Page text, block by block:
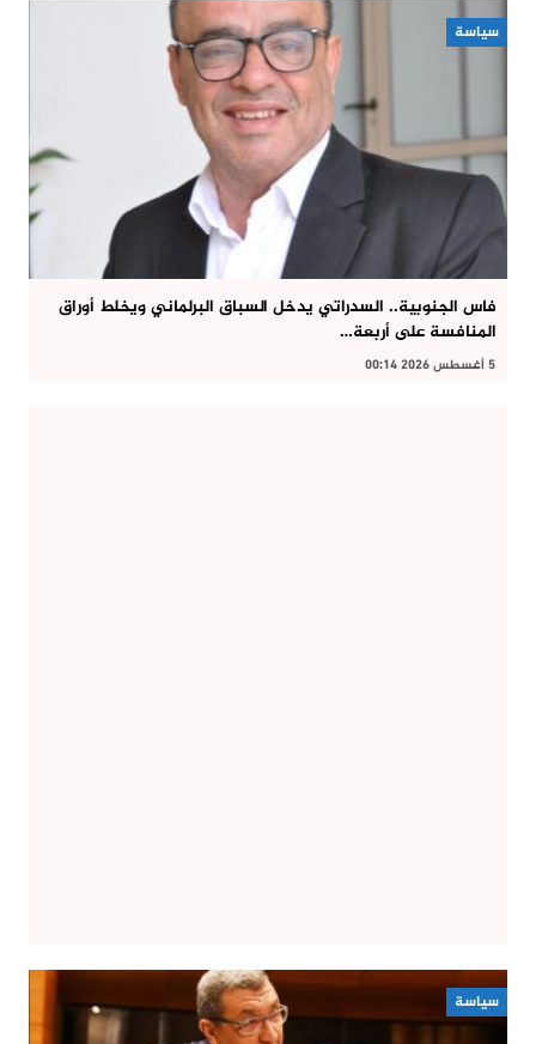
سياسة
فاس الجنوبية.. السدراتي يدخل السباق البرلماني ويخلط أوراق
المنافسة على أربعة…
5 أغسطس 2026 00:14
سياسة